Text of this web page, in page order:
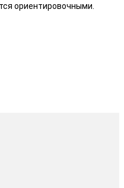
ориентировочными.